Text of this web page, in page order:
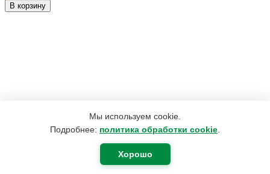
Мы используем cookie.
Подробнее: политика обработки cookie
Хорошо
В корзину